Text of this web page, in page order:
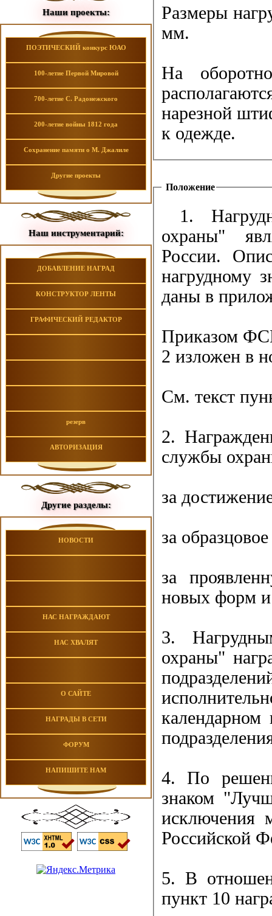
Наши проекты:
ПОЭТИЧЕСКИЙ конкурс ЮАО
100-летие Первой Мировой
700-летие С. Радонежского
200-летие войны 1812 года
Сохранение памяти о М. Джалиле
Другие проекты
Наш инструментарий:
ДОБАВЛЕНИЕ НАГРАД
КОНСТРУКТОР ЛЕНТЫ
ГРАФИЧЕСКИЙ РЕДАКТОР
резерв
АВТОРИЗАЦИЯ
Другие разделы:
НОВОСТИ
НАС НАГРАЖДАЮТ
НАС ХВАЛЯТ
О САЙТЕ
НАГРАДЫ В СЕТИ
ФОРУМ
НАПИШИТЕ НАМ
Размеры
мм.
На
нарезной
к одежде.
Положение
1.
охраны"
России.
нагрудному
даны в
Приказом
2 изложен в
См. текст
2.
службы
за
за
за
новых форм и
3.
охраны"
календарном
4. По
знаком
исключения
Российской
5. В
пункт 10